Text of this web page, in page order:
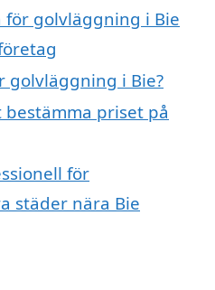
för golvläggning i Bie
golvläggning i Bie?
priset på
för
städer nära Bie